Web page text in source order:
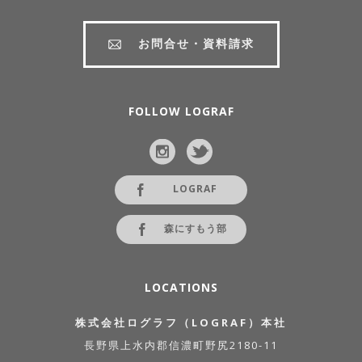
お問合せ・資料請求
FOLLOW LOGRAF
LOGRAF
森にすもう部
LOCATIONS
株式会社ログラフ（LOGRAF）本社
長野県上水内郡信濃町野尻2180-11